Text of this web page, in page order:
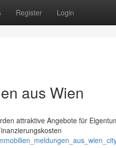
Register Login
aus Wien
attraktive Angebote für